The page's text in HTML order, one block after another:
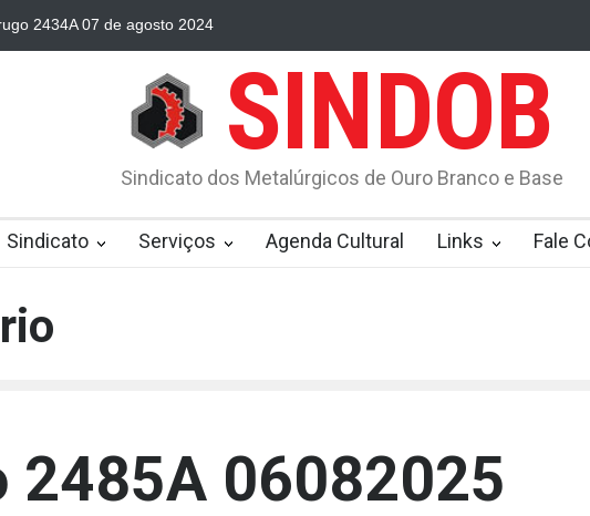
2434A 07 de agosto 2024
SINDOB
Sindicato dos Metalúrgicos de Ouro Branco e Base
Sindicato Serviços Agenda Cultural Links Fale
2485A 06082025